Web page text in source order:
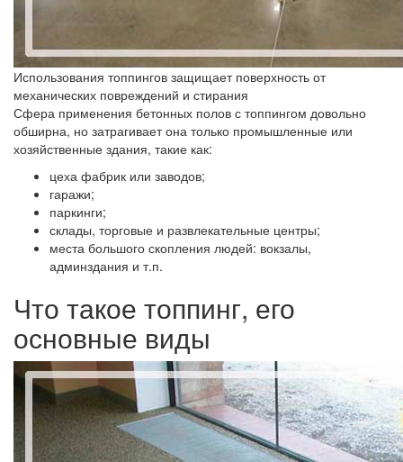
Использования топпингов защищает поверхность от
механических повреждений и стирания
Сфера применения бетонных полов с топпингом довольно
обширна, но затрагивает она только промышленные или
хозяйственные здания, такие как:
цеха фабрик или заводов;
гаражи;
паркинги;
склады, торговые и развлекательные центры;
места большого скопления людей: вокзалы,
админздания и т.п.
Что такое топпинг, его
основные виды